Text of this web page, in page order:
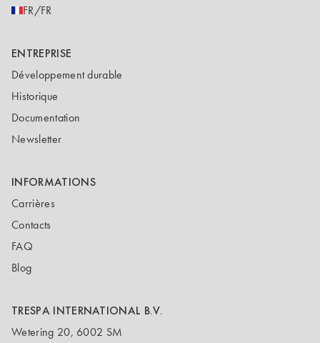
FR/FR
ENTREPRISE
Développement durable
Historique
Documentation
Newsletter
INFORMATIONS
Carrières
Contacts
FAQ
Blog
TRESPA INTERNATIONAL B.V.
Wetering 20, 6002 SM